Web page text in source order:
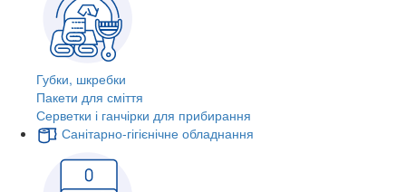
Губки, шкребки
Пакети для сміття
Серветки і ганчірки для прибирання
Санітарно-гігієнічне обладнання